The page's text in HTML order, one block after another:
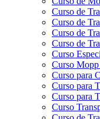
Curso de
Curso de
Curso de
Curso de
Curso
Curso Mopp
Curso para
Curso para
Curso para
Curso